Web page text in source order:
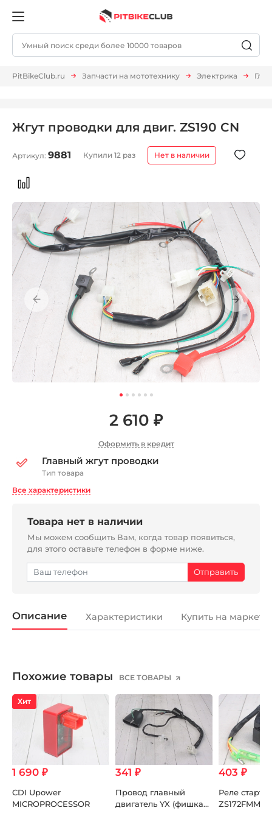
PitBikeClub.ru Запчасти на мототехнику Электрика
Жгут проводки для двиг. ZS190 CN
Артикул: 9881 Купили 12 раз Нет в наличии
2 610 ₽
Оформить в кредит
Главный жгут проводки
Тип товара
Все характеристики
Товара нет в наличии
Мы можем сообщить Вам, когда товар появиться,
для этого оставьте телефон в форме ниже.
Описание Характеристики Купить на
Похожие товары ВСЕ ТОВАРЫ
Хит
1 690 ₽
CDI Upower
MICROPROCESSOR
341 ₽
Провод главный
двигатель YX (фишка
403 ₽
Реле
ZS172FMM-